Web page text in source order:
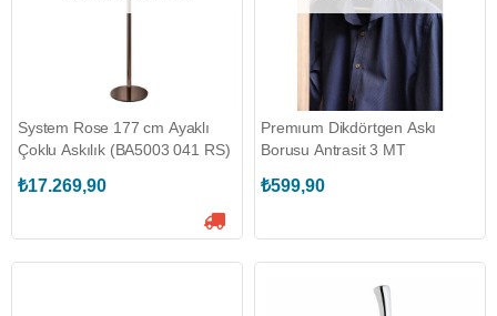
System Rose 177 cm Ayaklı
Çoklu Askılık (BA5003 041 RS)
₺17.269,90
Premıum Dikdörtgen Askı
Borusu Antrasit 3 MT
₺599,90